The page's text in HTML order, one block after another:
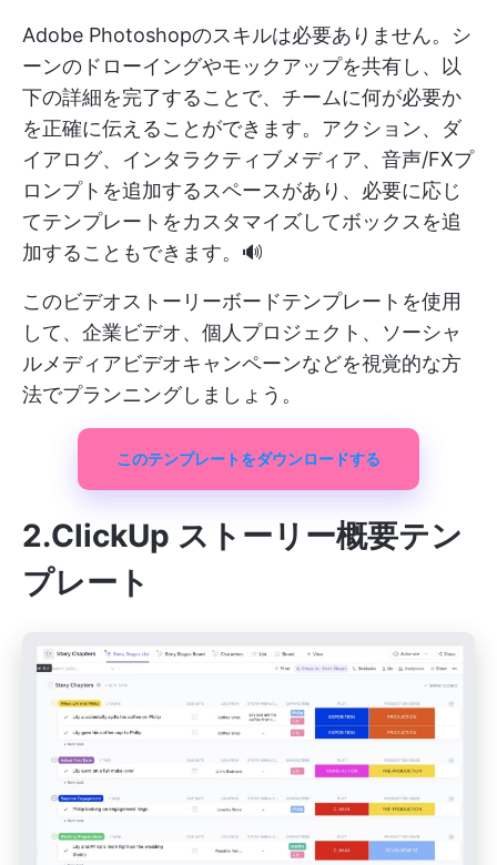
Adobe Photoshopのスキルは必要ありません。シ
ーンのドローイングやモックアップを共有し、以
下の詳細を完了することで、チームに何が必要か
を正確に伝えることができます。アクション、ダ
イアログ、インタラクティブメディア、音声/FXプ
ロンプトを追加するスペースがあり、必要に応じ
てテンプレートをカスタマイズしてボックスを追
加することもできます。🔊
このビデオストーリーボードテンプレートを使用
して、企業ビデオ、個人プロジェクト、ソーシャ
ルメディアビデオキャンペーンなどを視覚的な方
法でプランニングしましょう。
このテンプレートをダウンロードする
2.ClickUp ストーリー概要テン
プレート